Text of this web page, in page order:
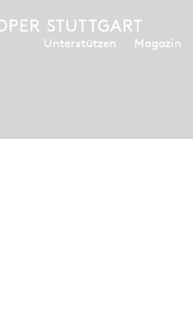
Unterstützen Magazin